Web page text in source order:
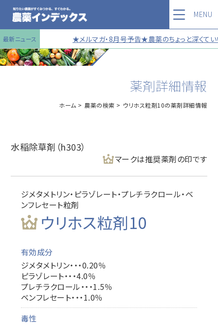
最新ニュース ★メルマガ・8月号予告★農薬のちょっと深く
MENU
薬剤詳細情報
ホーム 農薬の検索 ウリホス粒剤10の薬剤詳細情報
水稲除草剤（h303）
マークは推奨薬剤の印です
ジメタメトリン・ピラゾレート・プレチラクロール・ベ
ンフレセート粒剤
ウリホス粒剤10
有効成分
ジメタメトリン・・・0.20％
ピラゾレート・・・4.0％
プレチラクロール・・・1.5％
ベンフレセート・・・1.0％
毒性